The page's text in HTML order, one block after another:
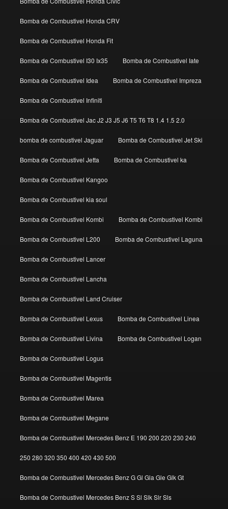
Bomba de Combustivel Honda CRV
Bomba de Combustivel Honda Fit
Bomba de Combustivel I30 Ix35 Bomba de Combustivel Iate
Bomba de Combustivel Idea Bomba de Combustivel Impreza
Bomba de Combustivel Infiniti
Bomba de Combustivel Jac J2 J3 J5 J6 T5 T6 T8 1.4 1.5 2.0
bomba de combustivel Jaguar Bomba de Combustivel Jet Ski
Bomba de Combustivel Jetta Bomba de Combustivel ka
Bomba de Combustivel Kangoo
Bomba de Combustivel kia soul
Bomba de Combustivel Kombi Bomba de Combustivel Kombi
Bomba de Combustivel L200 Bomba de Combustivel Laguna
Bomba de Combustivel Lancer
Bomba de Combustivel Lancha
Bomba de Combustivel Land Cruiser
Bomba de Combustivel Lexus Bomba de Combustivel Linea
Bomba de Combustivel Livina Bomba de Combustivel Logan
Bomba de Combustivel Logus
Bomba de Combustivel Magentis
Bomba de Combustivel Marea
Bomba de Combustivel Megane
Bomba de Combustivel Mercedes Benz E 190 200 220 230 240
250 280 320 350 400 420 430 500
Bomba de Combustivel Mercedes Benz G Gl Gla Gle Glk Gt
Bomba de Combustivel Mercedes Benz S Sl Slk Slr Sls